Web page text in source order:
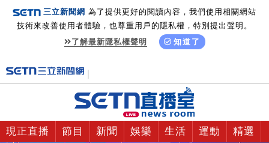
三立新聞網 為了提供更好的閱讀內容，我們使用相關網站
技術來改善使用者體驗，也尊重用戶的隱私權，特別提出聲明。
了解最新隱私權聲明
知道了
現正直播 節目 新聞 娛樂 生活 運動 精選